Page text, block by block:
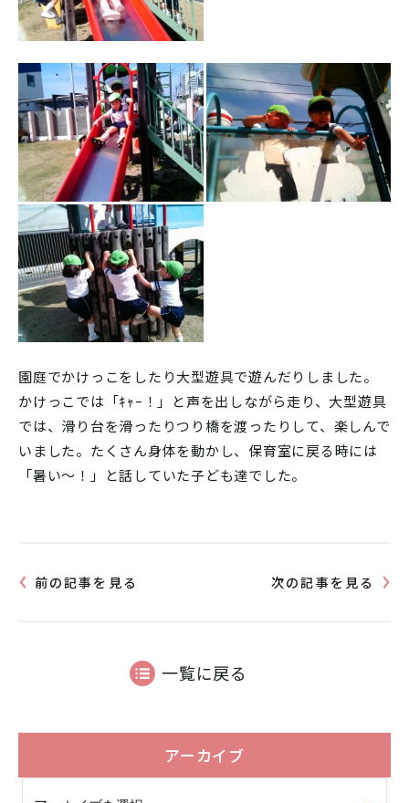
園庭でかけっこをしたり大型遊具で遊んだりしました。
かけっこでは「ｷｬｰ！」と声を出しながら走り、大型遊具
では、滑り台を滑ったりつり橋を渡ったりして、楽しんで
いました。たくさん身体を動かし、保育室に戻る時には
「暑い～！」と話していた子ども達でした。
前の記事を見る 次の記事を見る
一覧に戻る
アーカイブ